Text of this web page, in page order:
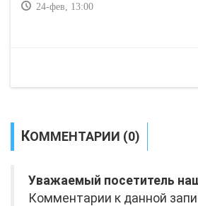
24-фев, 13:00
КОММЕНТАРИИ (0)
Уважаемый посетитель
Комментарии к данной